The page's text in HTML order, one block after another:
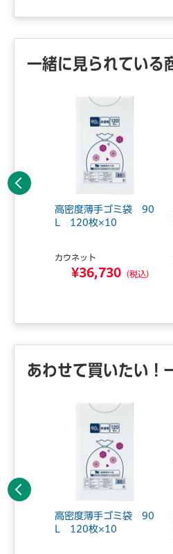
一緒に見られている
高密度薄手ゴミ袋 90
L 120枚×10
カウネット
¥36,730 （税込）
前へ
あわせて買いたい！
高密度薄手ゴミ袋 90
L 120枚×10
前へ